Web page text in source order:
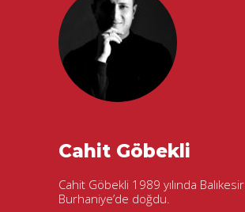
Cahit Göbekli
Cahit Göbekli 1989 yılında Balıkesir
Burhaniye’de doğdu.